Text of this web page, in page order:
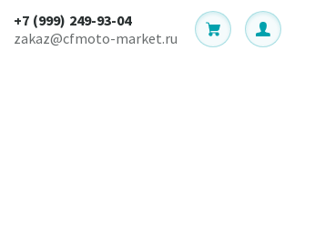
+7 (999) 249-93-04
zakaz@cfmoto-market.ru